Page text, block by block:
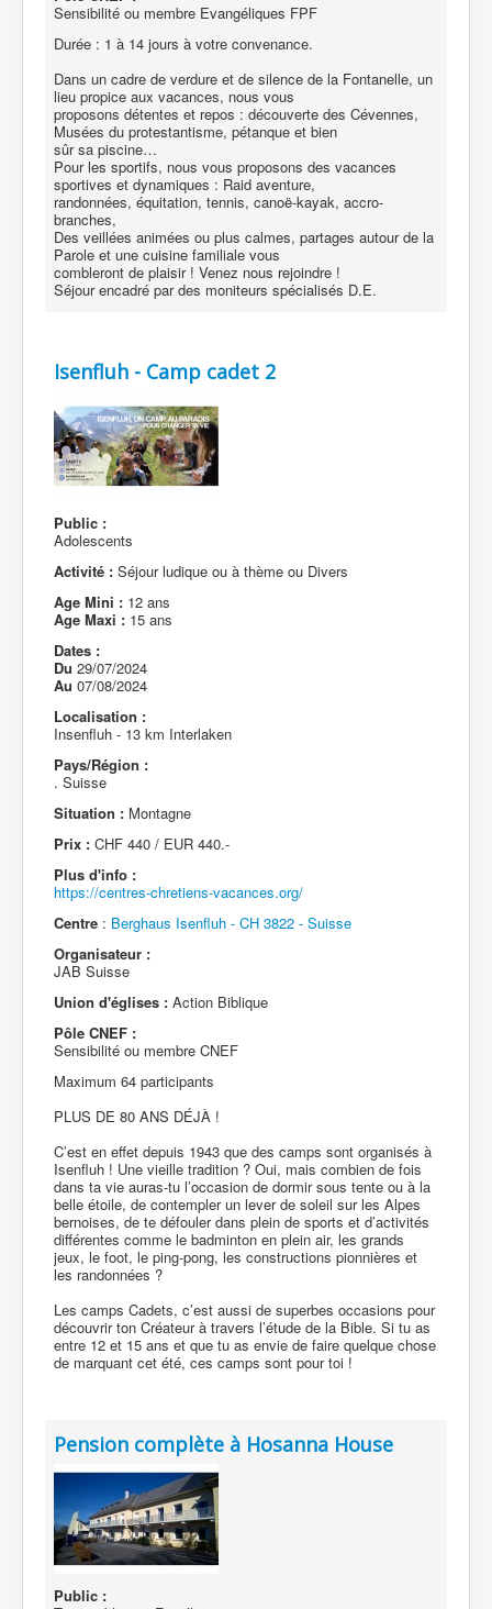
Sensibilité ou membre Evangéliques FPF
Durée : 1 à 14 jours à votre convenance.
Dans un cadre de verdure et de silence de la Fontanelle, un
lieu propice aux vacances, nous vous
proposons détentes et repos : découverte des Cévennes,
Musées du protestantisme, pétanque et bien
sûr sa piscine…
Pour les sportifs, nous vous proposons des vacances
sportives et dynamiques : Raid aventure,
randonnées, équitation, tennis, canoë-kayak, accro-
branches,
Des veillées animées ou plus calmes, partages autour de la
Parole et une cuisine familiale vous
combleront de plaisir ! Venez nous rejoindre !
Séjour encadré par des moniteurs spécialisés D.E.
Isenfluh - Camp cadet 2
Public :
Adolescents
Activité : Séjour ludique ou à thème ou Divers
Age Mini : 12 ans
Age Maxi : 15 ans
Dates :
Du 29/07/2024
Au 07/08/2024
Localisation :
Insenfluh - 13 km Interlaken
Pays/Région :
. Suisse
Situation : Montagne
Prix : CHF 440 / EUR 440.-
Plus d'info :
https://centres-chretiens-vacances.org/
Centre : Berghaus Isenfluh - CH 3822 - Suisse
Organisateur :
JAB Suisse
Union d'églises : Action Biblique
Pôle CNEF :
Sensibilité ou membre CNEF
Maximum 64 participants
PLUS DE 80 ANS DÉJÀ !
C’est en effet depuis 1943 que des camps sont organisés à
Isenfluh ! Une vieille tradition ? Oui, mais combien de fois
dans ta vie auras-tu l’occasion de dormir sous tente ou à la
belle étoile, de contempler un lever de soleil sur les Alpes
bernoises, de te défouler dans plein de sports et d’activités
différentes comme le badminton en plein air, les grands
jeux, le foot, le ping-pong, les constructions pionnières et
les randonnées ?
Les camps Cadets, c’est aussi de superbes occasions pour
découvrir ton Créateur à travers l’étude de la Bible. Si tu as
entre 12 et 15 ans et que tu as envie de faire quelque chose
de marquant cet été, ces camps sont pour toi !
Pension complète à Hosanna House
Public :